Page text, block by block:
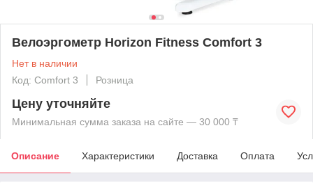
Велоэргометр Horizon Fitness Comfort 3
Нет в наличии
Код: Comfort 3
Розница
Цену уточняйте
Минимальная сумма заказа на сайте — 30 000 ₸
Описание Характеристики Доставка Оплата